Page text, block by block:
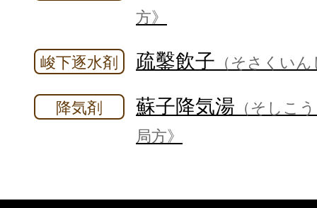
方》
峻下逐水剤 疏鑿飲子 （そさくい
降気剤 蘇子降気湯 （そしこ
局方》